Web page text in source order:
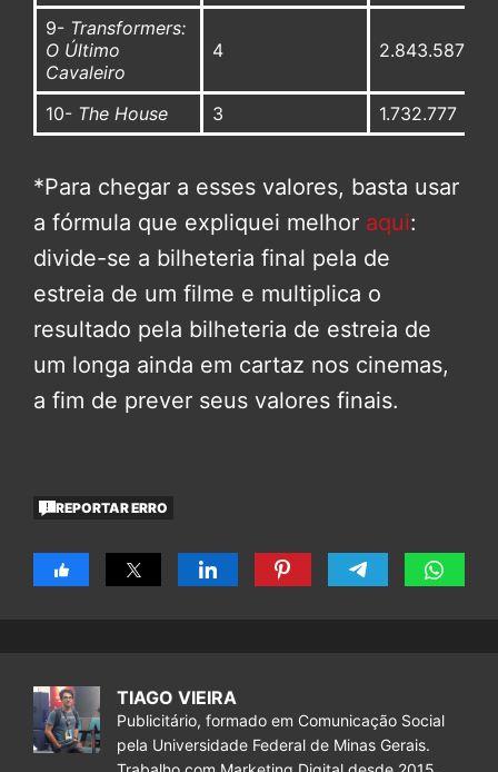
9- Transformers:
O Último
Cavaleiro
4 2.843.587
10- The House 3 1.732.777
*Para chegar a esses valores, basta usar
a fórmula que expliquei melhor aqui:
divide-se a bilheteria final pela de
estreia de um filme e multiplica o
resultado pela bilheteria de estreia de
um longa ainda em cartaz nos cinemas,
a fim de prever seus valores finais.
REPORTAR ERRO
TIAGO VIEIRA
Publicitário, formado em Comunicação Social
pela Universidade Federal de Minas Gerais.